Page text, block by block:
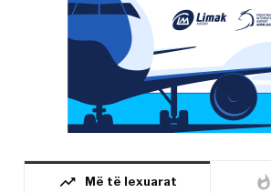
trending_up Më të lexuarat whatshot